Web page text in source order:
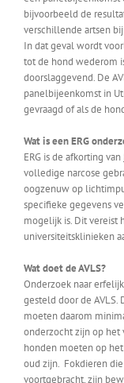
bijvoorbeeld de
verschillende artsen
In dat geval wordt
tot de hond wederom
doorslaggevend. De
panelbijeenkomst in
gevraagd of als de
Wat is een ERG
ERG is de afkorting van
volledige narcose
oogzenuw op
specifieke gegevens
mogelijk is. Dit vereist
universiteitsklinieken
Wat doet de AVLS?
Onderzoek naar
gesteld door de AVLS.
moeten daarom
onderzocht zijn op het
honden moeten op
oud zijn. Fokdieren
voortgebracht, zijn